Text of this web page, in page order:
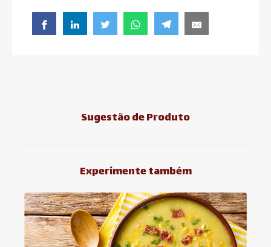
Sugestão de Produto
Experimente também